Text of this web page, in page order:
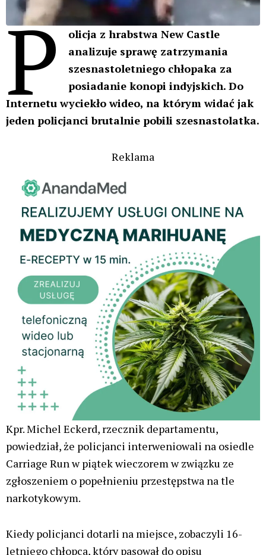
P
olicja z hrabstwa New Castle
analizuje sprawę zatrzymania
szesnastoletniego chłopaka za
posiadanie konopi indyjskich. Do
Internetu wyciekło wideo, na którym widać jak
jeden policjanci brutalnie pobili szesnastolatka.
Reklama
Kpr. Michel Eckerd, rzecznik departamentu,
powiedział, że policjanci interweniowali na osiedle
Carriage Run w piątek wieczorem w związku ze
zgłoszeniem o popełnieniu przestępstwa na tle
narkotykowym.
Kiedy policjanci dotarli na miejsce, zobaczyli 16-
letniego chłopca, który pasował do opisu